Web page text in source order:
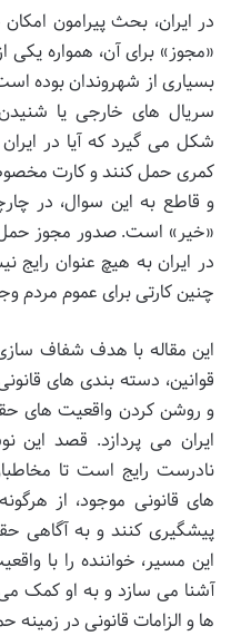
در ایران، بحث پیرامون
«مجوز» برای آن، همواره
بسیاری از شهروندان بوده
سریال های خارجی یا
شکل می گیرد که آیا در
کمری حمل کنند و کارت
و قاطع به این سوال، در
«خیر» است. صدور مجوز حمل
در ایران به هیچ عنوان رایج
چنین کارتی برای عموم مردم
این مقاله با هدف شفاف
قوانین، دسته بندی های
و روشن کردن واقعیت های
ایران می پردازد. قصد این
نادرست رایج است تا
های قانونی موجود، از
پیشگیری کنند و به آگاهی
این مسیر، خواننده را با
آشنا می سازد و به او کمک
ها و الزامات قانونی در